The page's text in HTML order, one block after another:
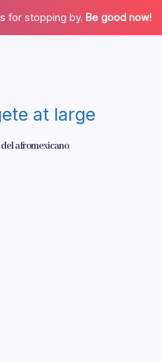
for stopping by. Be good now!
at large
afromexicano